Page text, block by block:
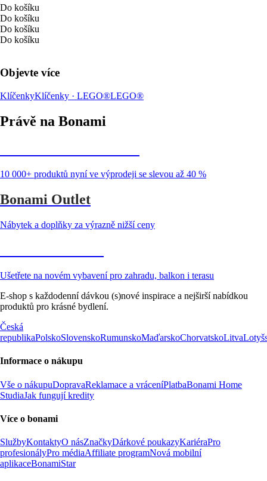
Do košíku
Do košíku
Do košíku
Do košíku
Objevte více
KlíčenkyKlíčenky · LEGO®LEGO®
Právě na Bonami
10 000+ produktů nyní ve výprodeji se slevou až 40 %
Bonami Outlet
Nábytek a doplňky za výrazně nižší ceny
Ušetřete na novém vybavení pro zahradu, balkon i terasu
E-shop s každodenní dávkou (s)nové inspirace a nejširší nabídkou
produktů pro krásné bydlení.
Česká
republikaPolskoSlovenskoRumunskoMaďarskoChorvatskoLitva
Informace o nákupu
Vše o nákupuDopravaReklamace a vráceníPlatbaBonami Home
StudiaJak fungují kredity
Více o bonami
SlužbyKontaktyO násZnačkyDárkové poukazyKariéraPro
profesionályPro médiaAffiliate programNová mobilní
aplikaceBonamiStar